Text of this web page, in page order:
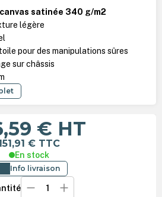
satinée 340 g/m2
légère
pour des manipulations sûres
sur châssis
€ HT
€ TTC
En stock
Info livraison